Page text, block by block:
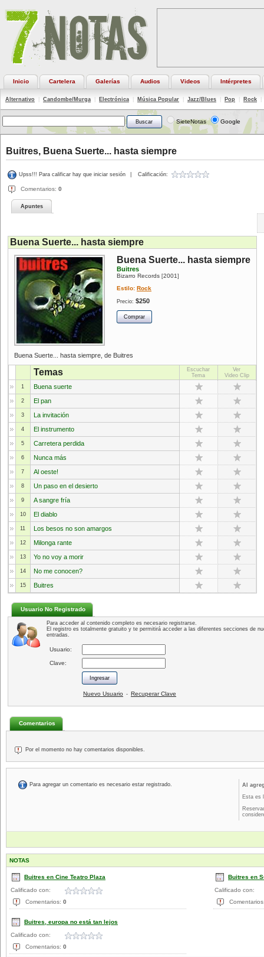
Inicio Cartelera Galerías Audios Videos Intérpretes
Alternativo Candombe/Murga Electrónica Música Popular Jazz/Blues Pop Rock
SieteNotas Google
Buitres, Buena Suerte... hasta siempre
Upss!!! Para calificar hay que iniciar sesión Calificación:
Comentarios: 0
Apuntes
Buena Suerte... hasta siempre
Buena Suerte... hasta siempre
Buitres
Bizarro Records [2001 ]
Estilo: Rock
Precio: $250
Buena Suerte... hasta siempre, de Buitres
Temas
Escuchar
Tema
Ver
Video Clip
1
Buena suerte
2 El pan
3 La invitación
4 El instrumento
5 Carretera perdida
6 Nunca más
7 Al oeste!
8 Un paso en el desierto
9 A sangre fría
10 El diablo
11 Los besos no son amargos
12 Milonga rante
13 Yo no voy a morir
14 No me conocen?
15 Buitres
Usuario No Registrado
Para acceder al contenido completo es necesario registrarse.
El registro es totalmente gratuito y te permitirá acceder a las diferentes secciones de
entradas.
Usuario:
Clave:
Nuevo Usuario - Recuperar Clave
Comentarios
Por el momento no hay comentarios disponibles.
Para agregar un comentario es necesario estar registrado.
Al
Esta es
NOTAS
Buitres en Cine Teatro Plaza
Calificado con:
Comentarios: 0
Buitres en
Calificado con:
Buitres, europa no está tan lejos
Calificado con:
Comentarios: 0